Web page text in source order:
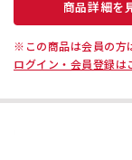
商品詳細を
※この商品は会員の方
ログイン・会員登録は